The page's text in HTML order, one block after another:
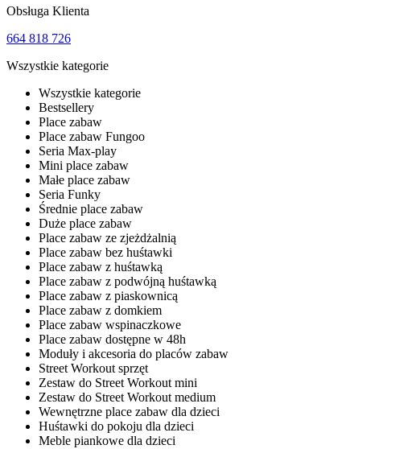
Obsługa Klienta
664 818 726
Wszystkie kategorie
Wszystkie kategorie
Bestsellery
Place zabaw
Place zabaw Fungoo
Seria Max-play
Mini place zabaw
Małe place zabaw
Seria Funky
Średnie place zabaw
Duże place zabaw
Place zabaw ze zjeżdżalnią
Place zabaw bez huśtawki
Place zabaw z huśtawką
Place zabaw z podwójną huśtawką
Place zabaw z piaskownicą
Place zabaw z domkiem
Place zabaw wspinaczkowe
Place zabaw dostępne w 48h
Moduły i akcesoria do placów zabaw
Street Workout sprzęt
Zestaw do Street Workout mini
Zestaw do Street Workout medium
Wewnętrzne place zabaw dla dzieci
Huśtawki do pokoju dla dzieci
Meble piankowe dla dzieci